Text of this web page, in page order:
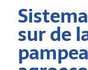
sur de